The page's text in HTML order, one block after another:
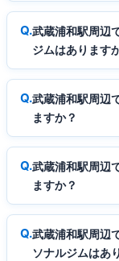
武蔵浦和駅周辺
ジムはあります
武蔵浦和駅周辺
ますか？
武蔵浦和駅周辺
ますか？
武蔵浦和駅周辺
ソナルジムはあ